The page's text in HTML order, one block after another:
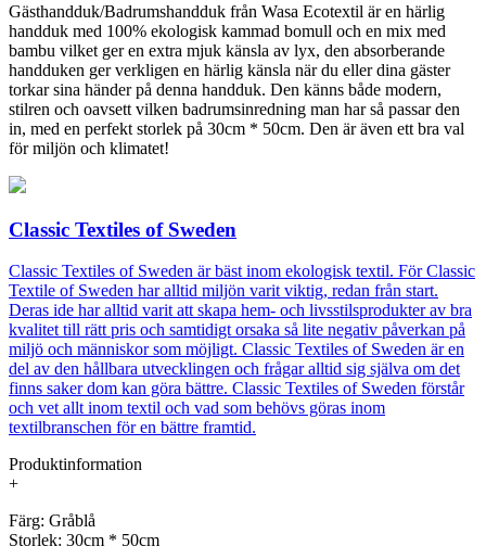
Gästhandduk/Badrumshandduk från Wasa Ecotextil är en härlig
handduk med 100% ekologisk kammad bomull och en mix med
bambu vilket ger en extra mjuk känsla av lyx, den absorberande
handduken ger verkligen en härlig känsla när du eller dina gäster
torkar sina händer på denna handduk. Den känns både modern,
stilren och oavsett vilken badrumsinredning man har så passar den
in, med en perfekt storlek på 30cm * 50cm. Den är även ett bra val
för miljön och klimatet!
Classic Textiles of Sweden
Classic Textiles of Sweden är bäst inom ekologisk textil. För Classic
Textile of Sweden har alltid miljön varit viktig, redan från start.
Deras ide har alltid varit att skapa hem- och livsstilsprodukter av bra
kvalitet till rätt pris och samtidigt orsaka så lite negativ påverkan på
miljö och människor som möjligt. Classic Textiles of Sweden är en
del av den hållbara utvecklingen och frågar alltid sig själva om det
finns saker dom kan göra bättre. Classic Textiles of Sweden förstår
och vet allt inom textil och vad som behövs göras inom
textilbranschen för en bättre framtid.
Produktinformation
+
Färg: Gråblå
Storlek: 30cm * 50cm